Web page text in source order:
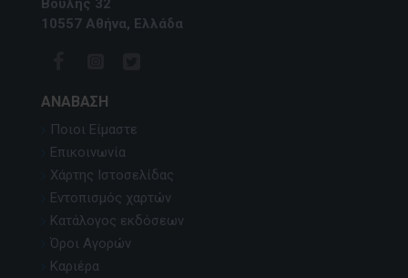
Βουλής 32
10557 Αθήνα, Ελλάδα
ΑΝΆΒΑΣΗ
Ποιοι Είμαστε
Επικοινωνία
Χάρτης Ιστοσελίδας
Εντοπισμός χαρτών
Κατάλογος εκδόσεων
Όροι Αγορών
Καριέρα